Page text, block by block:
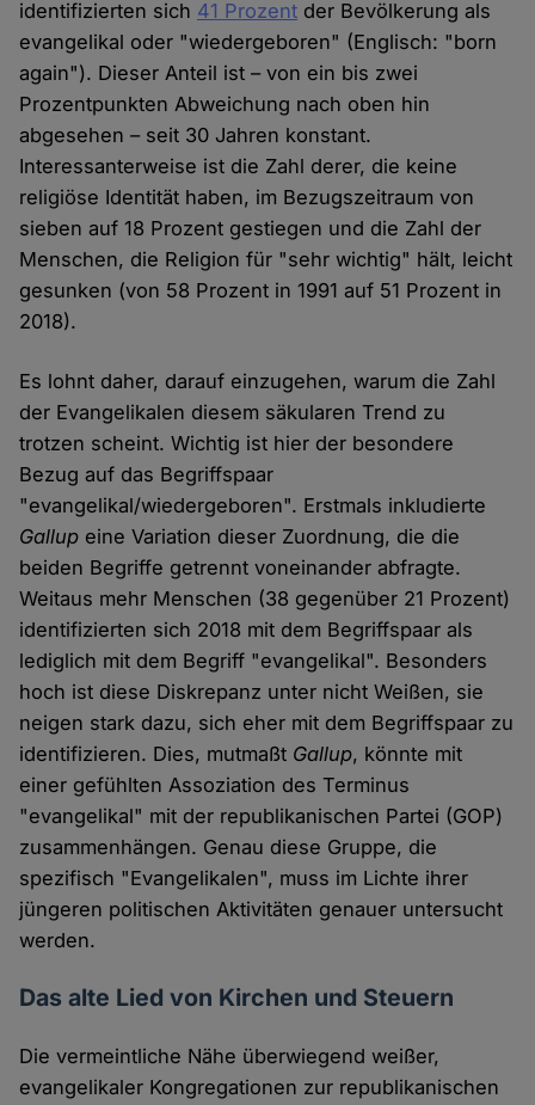
identifizierten sich 41 Prozent der Bevölkerung als
evangelikal oder "wiedergeboren" (Englisch: "born
again"). Dieser Anteil ist – von ein bis zwei
Prozentpunkten Abweichung nach oben hin
abgesehen – seit 30 Jahren konstant.
Interessanterweise ist die Zahl derer, die keine
religiöse Identität haben, im Bezugszeitraum von
sieben auf 18 Prozent gestiegen und die Zahl der
Menschen, die Religion für "sehr wichtig" hält, leicht
gesunken (von 58 Prozent in 1991 auf 51 Prozent in
2018).
Es lohnt daher, darauf einzugehen, warum die Zahl
der Evangelikalen diesem säkularen Trend zu
trotzen scheint. Wichtig ist hier der besondere
Bezug auf das Begriffspaar
"evangelikal/wiedergeboren". Erstmals inkludierte
Gallup eine Variation dieser Zuordnung, die die
beiden Begriffe getrennt voneinander abfragte.
Weitaus mehr Menschen (38 gegenüber 21 Prozent)
identifizierten sich 2018 mit dem Begriffspaar als
lediglich mit dem Begriff "evangelikal". Besonders
hoch ist diese Diskrepanz unter nicht Weißen, sie
neigen stark dazu, sich eher mit dem Begriffspaar zu
identifizieren. Dies, mutmaßt Gallup, könnte mit
einer gefühlten Assoziation des Terminus
"evangelikal" mit der republikanischen Partei (GOP)
zusammenhängen. Genau diese Gruppe, die
spezifisch "Evangelikalen", muss im Lichte ihrer
jüngeren politischen Aktivitäten genauer untersucht
werden.
Das alte Lied von Kirchen und Steuern
Die vermeintliche Nähe überwiegend weißer,
evangelikaler Kongregationen zur republikanischen